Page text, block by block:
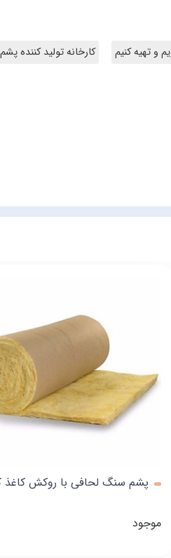
و تهیه کنیم کارخانه تولید کننده
پشم سنگ لحافی با روکش کاغذ
موجود